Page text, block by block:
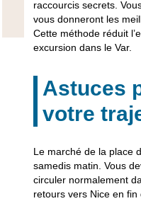
raccourcis secrets.
vous donneront les
Cette méthode réduit
excursion dans le Var.
Astuces
votre
Le marché de la place
samedis matin. Vous
circuler normalement
retours vers Nice en